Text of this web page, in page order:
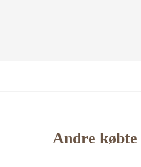
Andre købte